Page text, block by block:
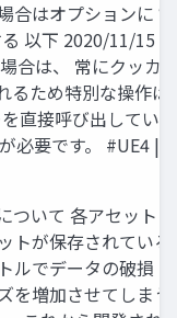
はオプションに ‘-
以下 2020/11/15
合は、 常にクッカ
るため特別な操作は
直接呼び出してい
必要です。 #UE4 |
ついて 各アセット
トが保存されてい
ルでデータの破損
を増加させてしま